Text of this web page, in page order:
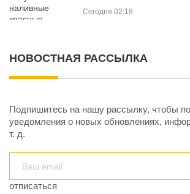
Сегодня 02:18
НОВОСТНАЯ РАССЫЛКА
Подпишитесь на нашу рассылку, чтобы
уведомления о новых обновлениях,
т. д.
отписаться